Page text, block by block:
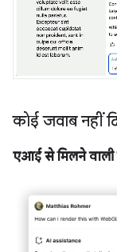
कोई जवाब नहीं
एआई से मिलने